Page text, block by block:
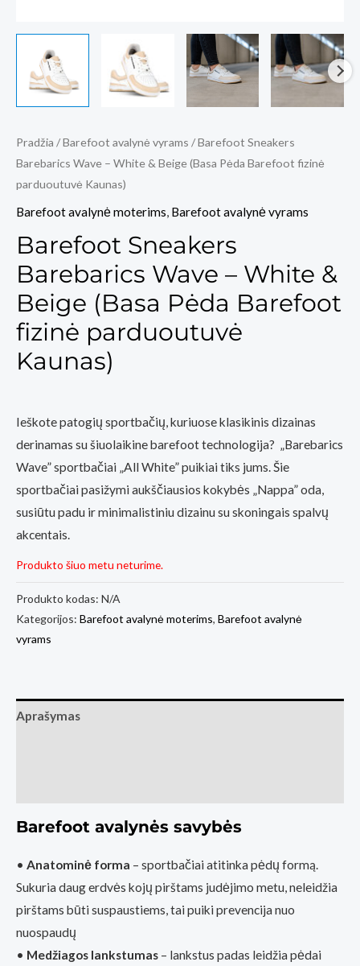
Pradžia /Barefoot avalynė vyrams / Barefoot Sneakers
Barebarics Wave – White & Beige (Basa Pėda Barefoot fizinė
parduoutuvė Kaunas)
Barefoot avalynė moterims, Barefoot avalynė vyrams
Barefoot Sneakers
Barebarics Wave – White &
Beige (Basa Pėda Barefoot
fizinė parduoutuvė
Kaunas)
Ieškote patogių sportbačių, kuriuose klasikinis dizainas
derinamas su šiuolaikine barefoot technologija? „Barebarics
Wave” sportbačiai „All White” puikiai tiks jums. Šie
sportbačiai pasižymi aukščiausios kokybės „Nappa” oda,
susiūtu padu ir minimalistiniu dizainu su skoningais spalvų
akcentais.
Produkto šiuo metu neturime.
Produkto kodas: N/A
Kategorijos: Barefoot avalynė moterims, Barefoot avalynė
vyrams
Aprašymas
Barefoot avalynės savybės
• Anatominė forma – sportbačiai atitinka pėdų formą.
Sukuria daug erdvės kojų pirštams judėjimo metu, neleidžia
pirštams būti suspaustiems, tai puiki prevencija nuo
nuospaudų
• Medžiagos lankstumas – lankstus padas leidžia pėdai